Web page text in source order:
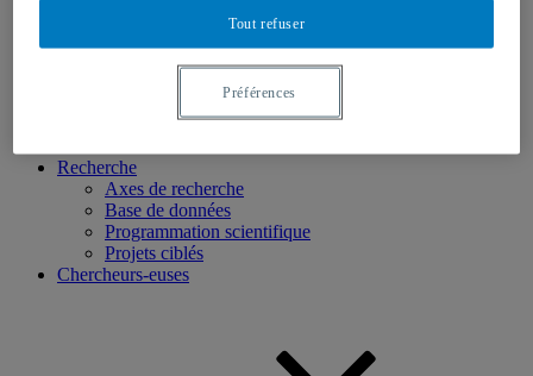
Recherche
Axes de recherche
Base de données
Programmation scientifique
Projets ciblés
Chercheurs-euses
Tout refuser
Préférences